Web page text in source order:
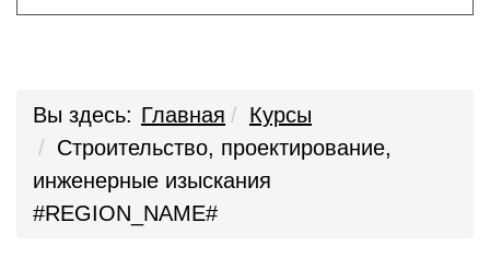
Вы здесь: Главная
Курсы
Строительство, проектирование,
инженерные изыскания
#REGION_NAME#